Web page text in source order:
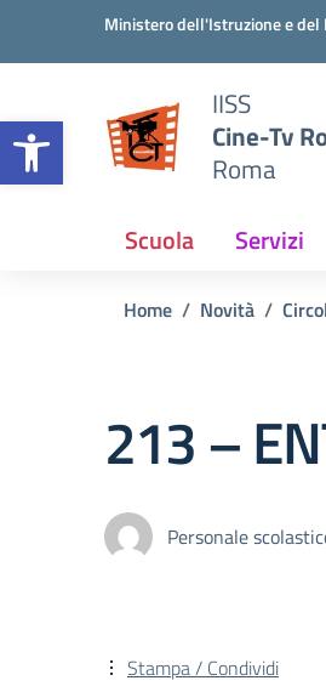
Open toolbar
Vai ai contenuti
Vai al menu di navigazioneMinistero dell'Istruzione e del
IISS
Cine-Tv
Roma
Scuola Servizi
Home Novità
213 –
Personale
Stampa / Condividi